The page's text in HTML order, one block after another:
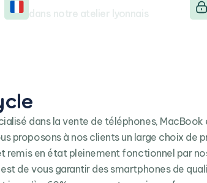
dans notre atelier lyonnais
dans la vente de téléphones,
proposons à nos clients un large choix de
remis en état pleinement fonctionnel par
de vous garantir des smartphones de